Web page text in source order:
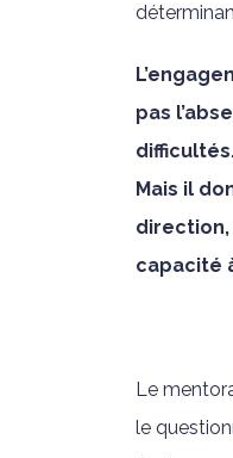
pas
Mais il
direction,
capacité
Le
le